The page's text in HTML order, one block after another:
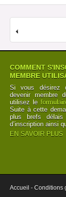
COMMENT
MEMBRE
Si vous désirez
devenir membre
utilisez le
Suite à cette
plus brefs
d’inscription ainsi
EN SAVOIR PLUS
Accueil - Conditions